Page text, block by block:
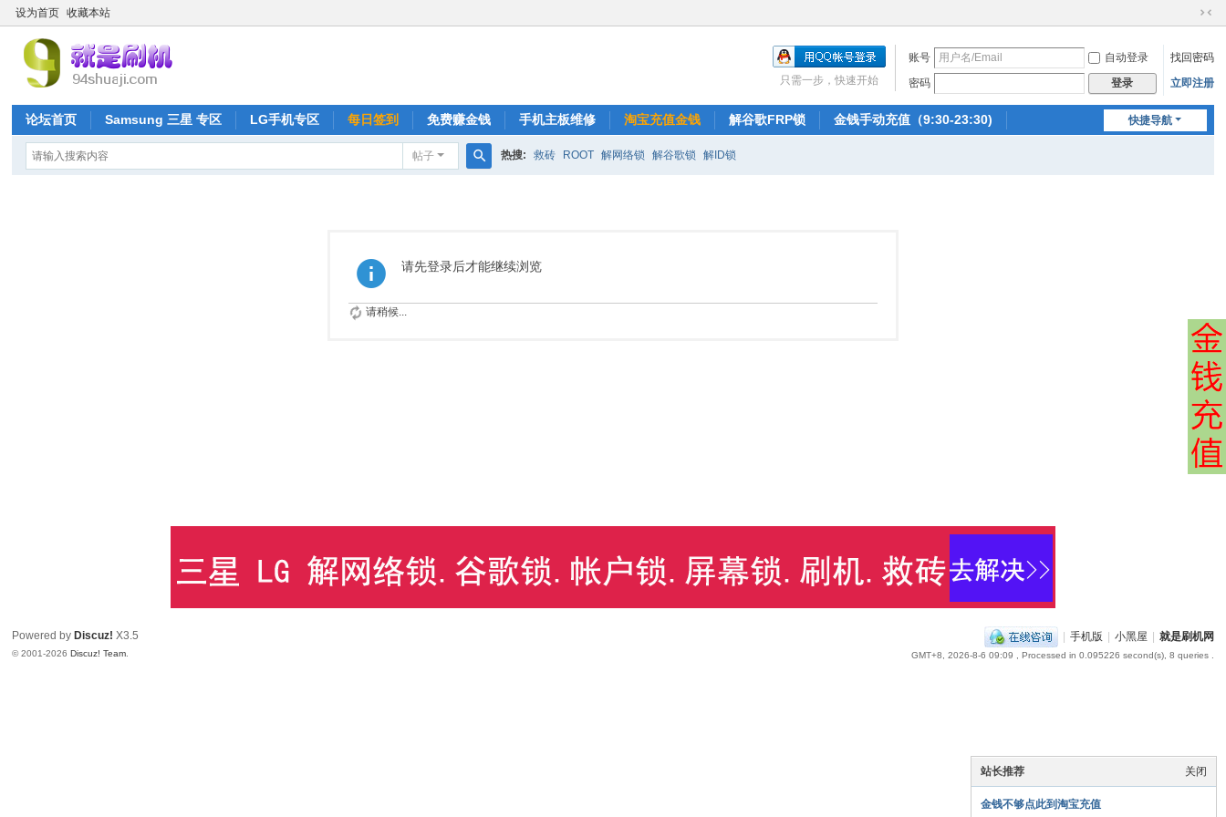
设为首页 收藏本站
切
到
窄
账号 自动登录
找回密码
密码
登录 立即注册
只需一步，快速开始
快捷导航
论坛首页 Samsung 三星 专区 LG手机专区 每日签到 免费赚金钱 手机主板维修 淘宝充值金钱 解谷歌FRP锁 金钱手动充值（9:30-23:30)
帖子 热搜: 救砖 ROOT 解网络锁 解谷歌锁 解ID锁
请先登录后才能继续浏览
请稍候...
关闭
站长推荐
金钱不够点此到淘宝充值
| 手机版 | 小黑屋 | 就是刷机网
GMT+8, 2026-8-6 09:09 , Processed in 0.095226 second(s), 8 queries .
Powered by Discuz! X3.5
© 2001-2026Discuz! Team